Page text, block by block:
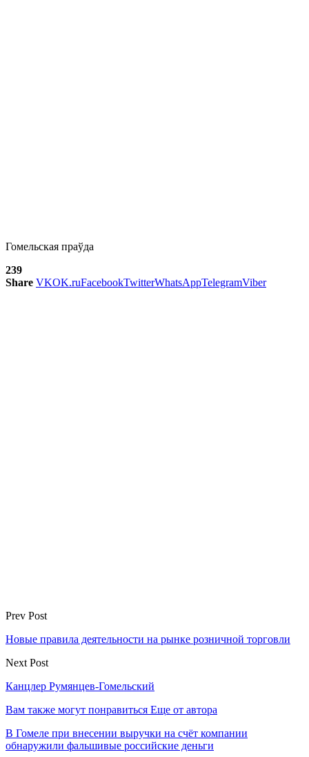
Гомельская праўда
239
Share VKOK.ruFacebookTwitterWhatsAppTelegramViber
Prev Post
Новые правила деятельности на рынке розничной торговли
Next Post
Канцлер Румянцев-Гомельский
Вам также могут понравиться Еще от автора
В Гомеле при внесении выручки на счёт компании
обнаружили фальшивые российские деньги